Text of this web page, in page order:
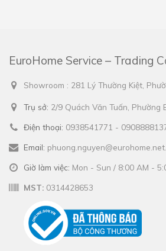
EuroHome Service – Trading
Showroom : 281 Lý Thường Kiệt,
Trụ sở: 2/9 Quách Văn Tuấn, Phường
Điện thoại: 0938541771 - 0908888137
Email:
Giờ làm việc: Mon - Sun / 8:00 AM -
MST: 0314428653